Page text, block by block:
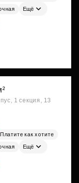
Ещё
1 секция, 13
Платите как хотите
Ещё